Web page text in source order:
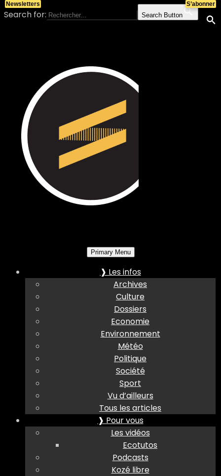
Search for: Search Button
Primary Menu
❱ Les infos
Archives
Culture
Dossiers
Economie
Environnement
Météo
Politique
Société
Sport
Vu d’ailleurs
Tous les articles
❱ Pour vous
Les vidéos
Ecotutos
Podcasts
Kozé libre
S’abonner
Newsletters